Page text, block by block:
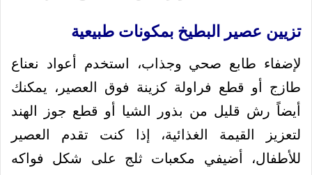
تزيين عصير البطيخ بمكونات طبيعية
لإضفاء طابع صحي وجذاب، استخدم أعواد نعناع
طازج أو قطع فراولة كزينة فوق العصير، يمكنك
أيضاً رش قليل من بذور الشيا أو قطع جوز الهند
لتعزيز القيمة الغذائية، إذا كنت تقدم العصير
للأطفال، أضيفي مكعبات ثلج على شكل فواكه